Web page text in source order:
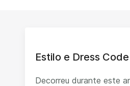
Estilo e Dress
Decorreu durante este